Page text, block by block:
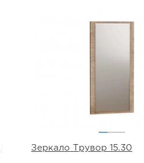
Зеркало Трувор 15.30